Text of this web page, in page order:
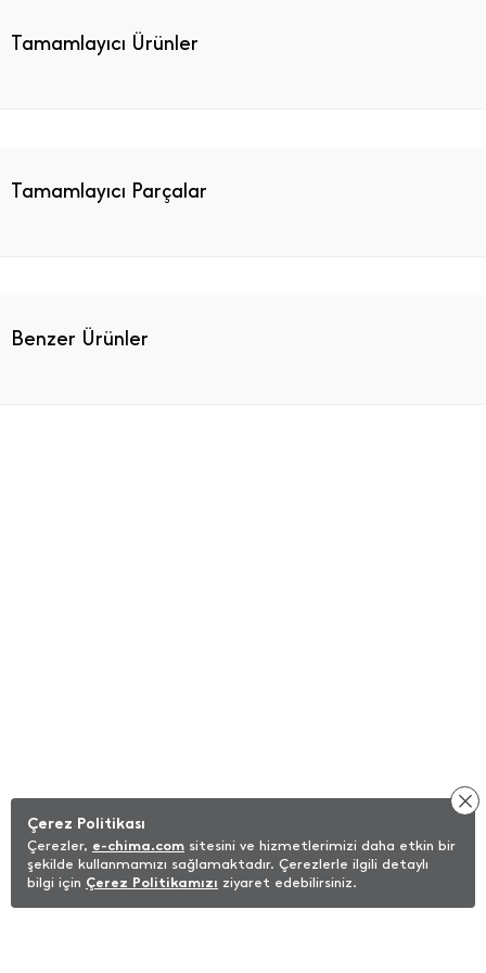
Tamamlayıcı Ürünler
Benzer Ürünler
Tamamlayıcı Parçalar
Çerez Politikası
Çerezler, e-chima.com sitesini ve hizmetlerimizi daha etkin bir
şekilde kullanmamızı sağlamaktadır. Çerezlerle ilgili detaylı
bilgi için Çerez Politikamızı ziyaret edebilirsiniz.